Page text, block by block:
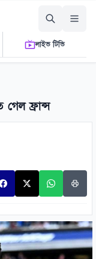
লাইভ টিভি
ফ্রান্স